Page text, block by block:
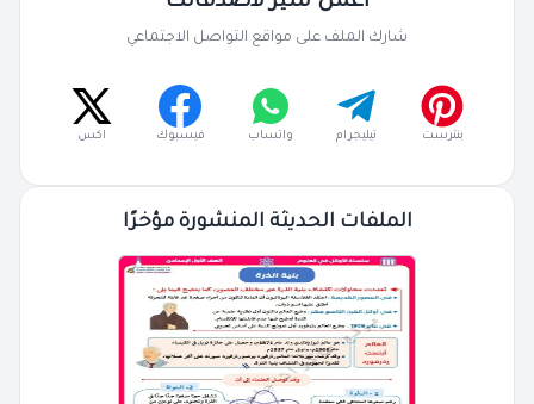
شارك الملف على مواقع التواصل الاجتماعي
بنترست تيليجرام واتساب فيسبوك اكس
الملفات الحديثة المنشورة مؤخرًا